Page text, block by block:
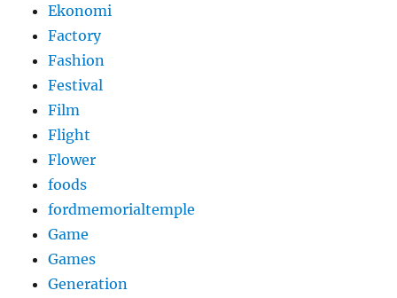
Ekonomi
Factory
Fashion
Festival
Film
Flight
Flower
foods
fordmemorialtemple
Game
Games
Generation